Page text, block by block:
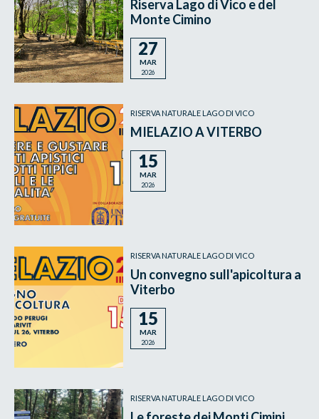
Riserva Lago di Vico e del
Monte Cimino
27
MAR
2026
RISERVA NATURALE LAGO DI VICO
MIELAZIO A VITERBO
15
MAR
2026
RISERVA NATURALE LAGO DI VICO
Un convegno sull'apicoltura a
Viterbo
15
MAR
2026
RISERVA NATURALE LAGO DI VICO